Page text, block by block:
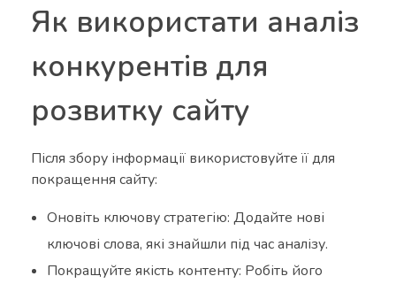
Як використати аналіз
конкурентів для
розвитку сайту
Після збору інформації використовуйте її для
покращення сайту:
Оновіть ключову стратегію: Додайте нові
ключові слова, які знайшли під час аналізу.
Покращуйте якість контенту: Робіть його